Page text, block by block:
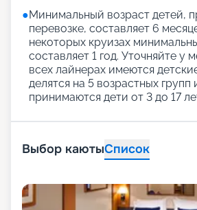
●Минимальный возраст детей,
перевозке, составляет 6
некоторых круизах
составляет 1 год. Уточняйте у
всех лайнерах имеются
делятся на 5 возрастных групп
принимаются дети от 3 до 17
Выбор каютыСписок